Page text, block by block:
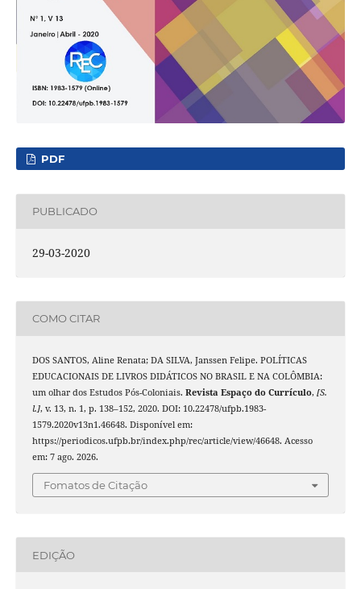
PDF
PUBLICADO
29-03-2020
COMO CITAR
DOS SANTOS, Aline Renata; DA SILVA, Janssen Felipe. POLÍTICAS
EDUCACIONAIS DE LIVROS DIDÁTICOS NO BRASIL E NA COLÔMBIA:
um olhar dos Estudos Pós-Coloniais. Revista Espaço do Currículo, [S.
l.], v. 13, n. 1, p. 138–152, 2020. DOI: 10.22478/ufpb.1983-
1579.2020v13n1.46648. Disponível em:
https://periodicos.ufpb.br/index.php/rec/article/view/46648. Acesso
em: 7 ago. 2026.
Fomatos de Citação
EDIÇÃO